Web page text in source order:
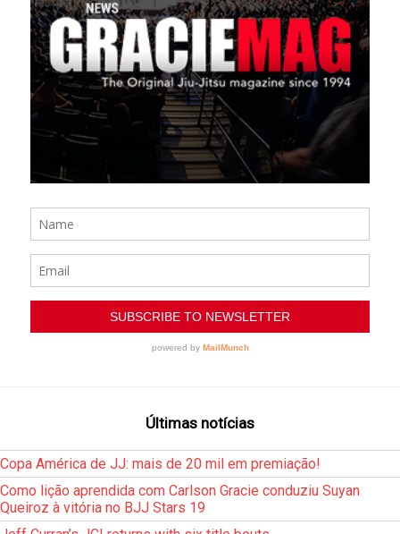
Últimas notícias
Copa América de JJ: mais de 20 mil em premiação!
Como lição aprendida com Carlson Gracie conduziu Suyan
Queiroz à vitória no BJJ Stars 19